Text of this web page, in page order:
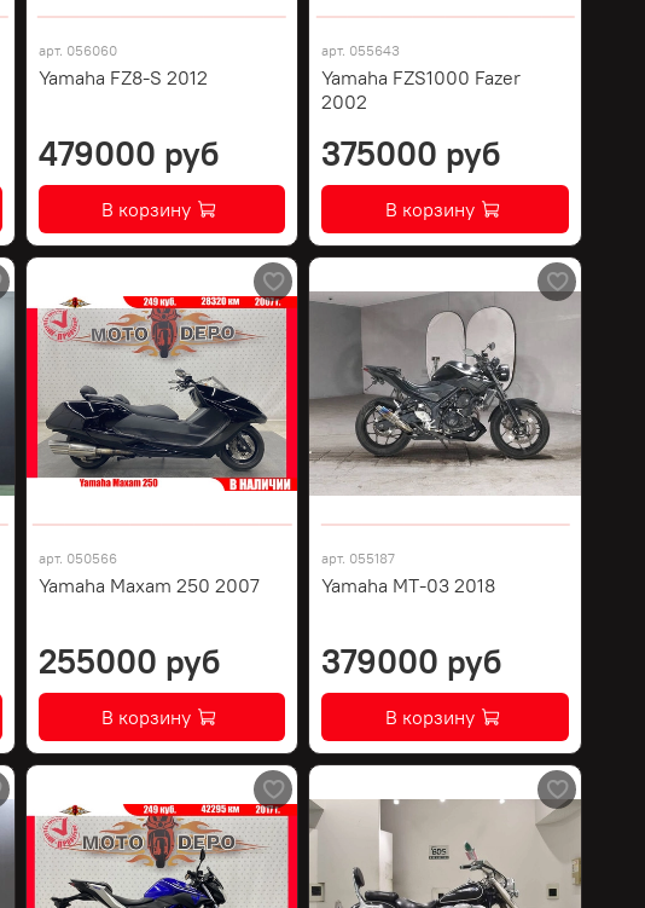
арт. 056060
Yamaha FZ8-S 2012
479000 руб
В корзину
арт. 055643
Yamaha FZS1000 Fazer
2002
375000 руб
В корзину
арт. 050566
Yamaha Maxam 250 2007
255000 руб
В корзину
арт. 055187
Yamaha MT-03 2018
379000 руб
В корзину